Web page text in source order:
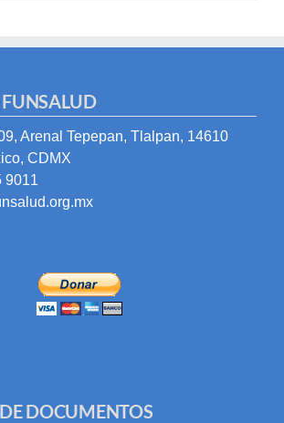
Arenal Tepepan, Tlalpan, 14610
CDMX
9011
DOCUMENTOS